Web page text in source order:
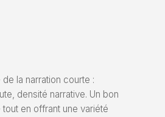
la narration courte :
densité narrative. Un bon
en offrant une variété